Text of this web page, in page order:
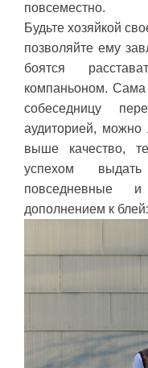
повсеместно.
Будьте хозяйкой
позволяйте ему
боятся
компаньоном.
собеседницу
аудиторией,
выше качество,
успехом
повседневные
дополнением к